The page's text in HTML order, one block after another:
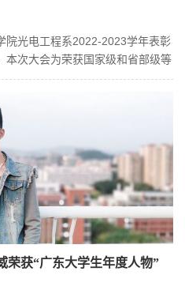
院光电工程系2022-2023学年表彰
本次大会为荣获国家级和省部级等
荣获“广东大学生年度人物”